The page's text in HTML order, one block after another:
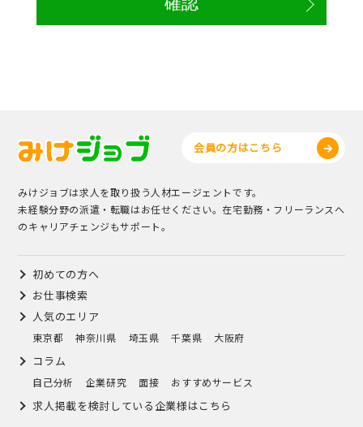
会員の方はこちら
みけジョブは求人を取り扱う人材エージェントです。
未経験分野の派遣・転職はお任せください。在宅勤務・フリーランスへ
のキャリアチェンジもサポート。
初めての方へ
お仕事検索
人気のエリア
東京都 神奈川県 埼玉県 千葉県 大阪府
コラム
自己分析 企業研究 面接 おすすめサービス
求人掲載を検討している企業様はこちら